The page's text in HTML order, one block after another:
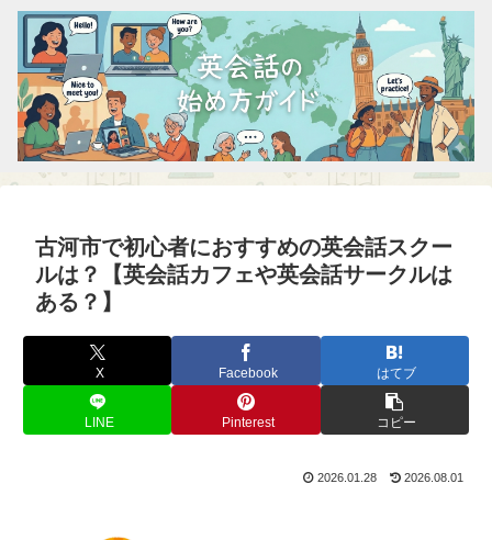
古河市で初心者におすすめの英会話スクー
ルは？【英会話カフェや英会話サークルは
ある？】
X Facebook はてブ
LINE Pinterest コピー
2026.01.28 2026.08.01